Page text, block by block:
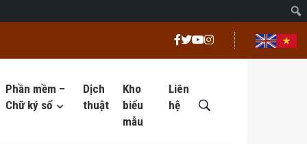
Phần mềm –
Chữ ký số
Dịch
thuật
Kho
biểu
mẫu
Liên
hệ